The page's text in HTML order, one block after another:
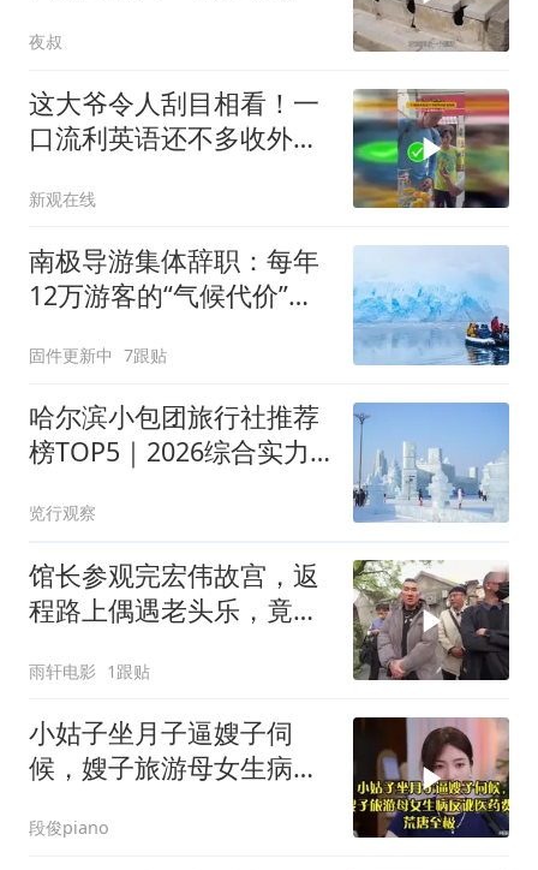
夜叔
这大爷令人刮目相看！一
口流利英语还不多收外国
新观在线
南极导游集体辞职：每年
12万游客的“气候代价”让
固件更新中 7跟贴
哈尔滨小包团旅行社推荐
榜TOP5｜2026综合实力
览行观察
馆长参观完宏伟故宫，返
程路上偶遇老头乐，竟一
雨轩电影 1跟贴
小姑子坐月子逼嫂子伺
候，嫂子旅游母女生病反
段俊piano